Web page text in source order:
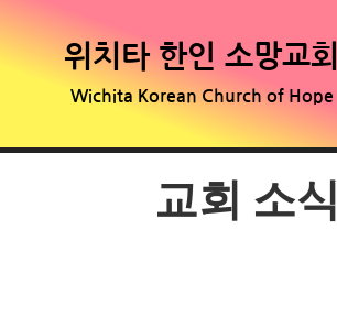
위치타 한인 소망교회
Wichita Korean Church of Hope
교회 소식